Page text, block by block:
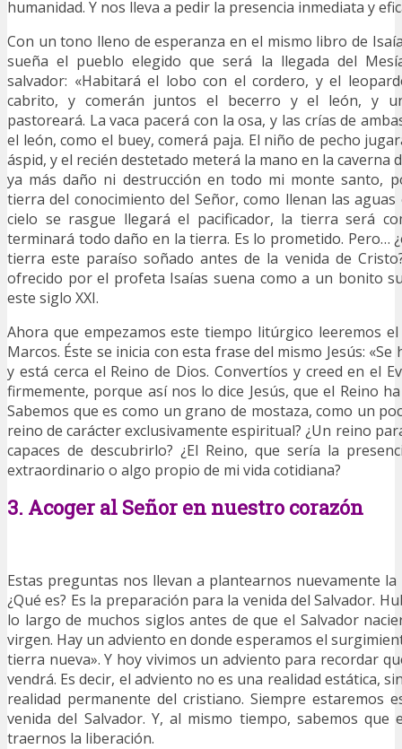
humanidad. Y nos lleva a pedir la presencia inmediata y
Con un tono lleno de esperanza en el mismo libro de
sueña el pueblo elegido que será la llegada del
salvador: «Habitará el lobo con el cordero, y el
cabrito, y comerán juntos el becerro y el león, y
pastoreará. La vaca pacerá con la osa, y las crías de
el león, como el buey, comerá paja. El niño de pecho
áspid, y el recién destetado meterá la mano en la caverna
ya más daño ni destrucción en todo mi monte santo,
tierra del conocimiento del Señor, como llenan las aguas
cielo se rasgue llegará el pacificador, la tierra será
terminará todo daño en la tierra. Es lo prometido. Pero…
tierra este paraíso soñado antes de la venida de
ofrecido por el profeta Isaías suena como a un bonito
este siglo XXI.
Ahora que empezamos este tiempo litúrgico leeremos
Marcos. Éste se inicia con esta frase del mismo Jesús:
y está cerca el Reino de Dios. Convertíos y creed en el
firmemente, porque así nos lo dice Jesús, que el Reino
Sabemos que es como un grano de mostaza, como un
reino de carácter exclusivamente espiritual? ¿Un reino
capaces de descubrirlo? ¿El Reino, que sería la
extraordinario o algo propio de mi vida cotidiana?
3. Acoger al Señor en nuestro corazón
Estas preguntas nos llevan a plantearnos nuevamente la
¿Qué es? Es la preparación para la venida del Salvador.
lo largo de muchos siglos antes de que el Salvador
virgen. Hay un adviento en donde esperamos el
tierra nueva». Y hoy vivimos un adviento para recordar
vendrá. Es decir, el adviento no es una realidad estática,
realidad permanente del cristiano. Siempre estaremos
venida del Salvador. Y, al mismo tiempo, sabemos que
traernos la liberación.